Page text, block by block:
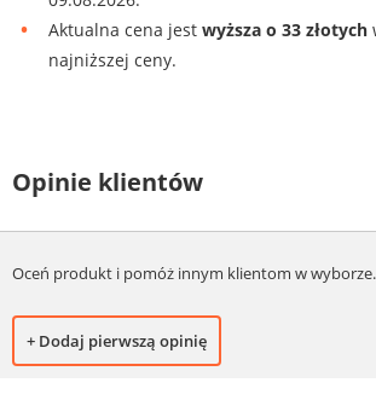
Aktualna cena jest wyższa o 33 złotych
najniższej ceny.
Opinie klientów
Oceń produkt i pomóż innym klientom w wyborze.
+ Dodaj pierwszą opinię